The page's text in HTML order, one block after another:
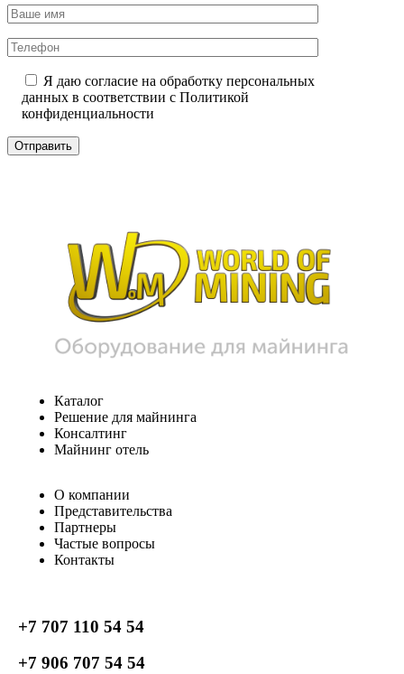
Я даю согласие на обработку персональных
данных в соответствии с Политикой
конфиденциальности
Каталог
Решение для майнинга
Консалтинг
Майнинг отель
О компании
Представительства
Партнеры
Частые вопросы
Контакты
+7 707 110 54 54
+7 906 707 54 54